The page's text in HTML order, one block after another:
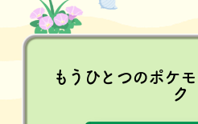
もうひとつのポケ
ク